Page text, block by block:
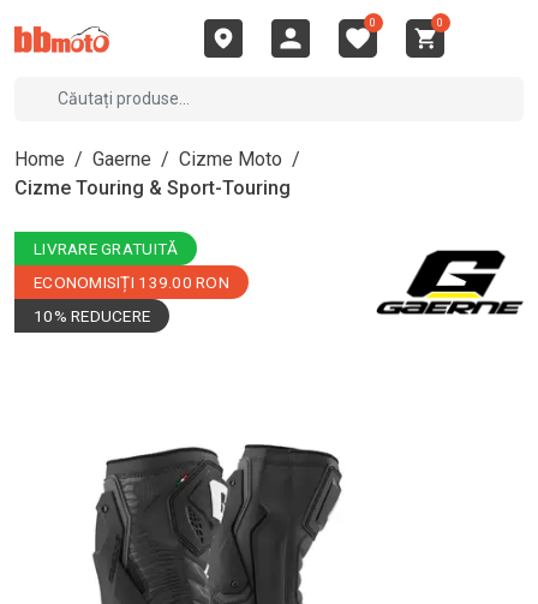
0 0
Home / Gaerne / Cizme Moto /
Cizme Touring & Sport-Touring
LIVRARE GRATUITĂ
ECONOMISIȚI 139.00 RON
10% REDUCERE